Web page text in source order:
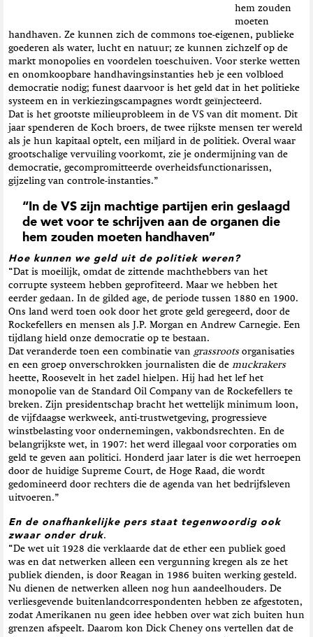
hem zouden
moeten
handhaven. Ze kunnen zich de commons toe-eigenen, publieke
goederen als water, lucht en natuur; ze kunnen zichzelf op de
markt monopolies en voordelen toeschuiven. Voor sterke wetten
en onomkoopbare handhavingsinstanties heb je een volbloed
democratie nodig; funest daarvoor is het geld dat in het politieke
systeem en in verkiezingscampagnes wordt geïnjecteerd.
Dat is het grootste milieuprobleem in de VS van dit moment. Dit
jaar spenderen de Koch broers, de twee rijkste mensen ter wereld
als je hun kapitaal optelt, een miljard in de politiek. Overal waar
grootschalige vervuiling voorkomt, zie je ondermijning van de
democratie, gecompromitteerde overheidsfunctionarissen,
gijzeling van controle-instanties.”
“In de VS zijn machtige partijen erin geslaagd
de wet voor te schrijven aan de organen die
hem zouden moeten handhaven”
Hoe kunnen we geld uit de politiek weren?
“Dat is moeilijk, omdat de zittende machthebbers van het
corrupte systeem hebben geprofiteerd. Maar we hebben het
eerder gedaan. In de gilded age, de periode tussen 1880 en 1900.
Ons land werd toen ook door het grote geld geregeerd, door de
Rockefellers en mensen als J.P. Morgan en Andrew Carnegie. Een
tijdlang hield onze democratie op te bestaan.
Dat veranderde toen een combinatie van grassrootsorganisaties
en een groep onverschrokken journalisten die de muckrakers
heette, Roosevelt in het zadel hielpen. Hij had het lef het
monopolie van de Standard Oil Company van de Rockefellers te
breken. Zijn presidentschap bracht het wettelijk minimum loon,
de vijfdaagse werkweek, anti-trustwetgeving, progressieve
winstbelasting voor ondernemingen, vakbondsrechten. En de
belangrijkste wet, in 1907: het werd illegaal voor corporaties om
geld te geven aan politici. Honderd jaar later is die wet herroepen
door de huidige Supreme Court, de Hoge Raad, die wordt
gedomineerd door rechters die de agenda van het bedrijfsleven
uitvoeren.”
En de onafhankelijke pers staat tegenwoordig ook
zwaar onder druk.
“De wet uit 1928 die verklaarde dat de ether een publiek goed
was en dat netwerken alleen een vergunning kregen als ze het
publiek dienden, is door Reagan in 1986 buiten werking gesteld.
Nu dienen de netwerken alleen nog hun aandeelhouders. De
verliesgevende buitenlandcorrespondenten hebben ze afgestoten,
zodat Amerikanen nu geen idee hebben over wat zich buiten hun
grenzen afspeelt. Daarom kon Dick Cheney ons vertellen dat de